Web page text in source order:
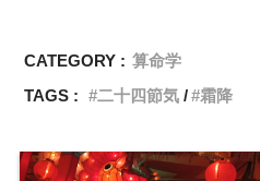
CATEGORY : 算命学
TAGS :
二十四節気 霜降